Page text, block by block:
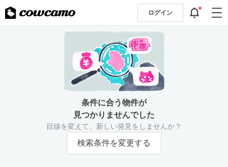
ログイン
条件に合う物件が
見つかりませんでした
目線を変えて、新しい発見をしませんか？
検索条件を変更する